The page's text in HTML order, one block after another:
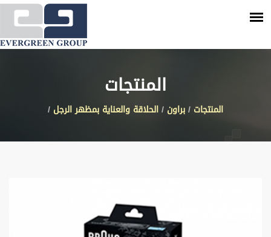
المنتجات
المنتجات /براون /الحلاقة والعناية بمظهر الرجل /